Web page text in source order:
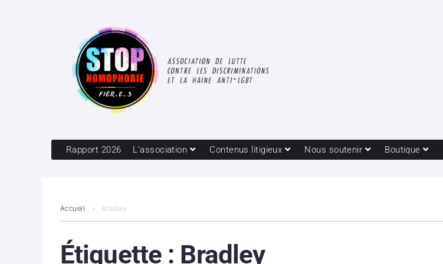
Rapport 2026 L’association Contenus litigieux Nous soutenir Boutique
Accueil Bradley
Étiquette : Bradley